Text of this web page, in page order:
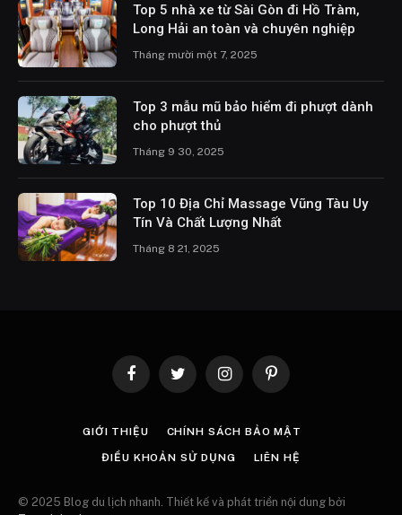
Top 5 nhà xe từ Sài Gòn đi Hồ Tràm,
Long Hải an toàn và chuyên nghiệp
Tháng mười một 7, 2025
Top 3 mẫu mũ bảo hiểm đi phượt dành
cho phượt thủ
Tháng 9 30, 2025
Top 10 Địa Chỉ Massage Vũng Tàu Uy
Tín Và Chất Lượng Nhất
Tháng 8 21, 2025
FacebookTwitter InstagramPinterest
GIỚI THIỆU CHÍNH SÁCH BẢO MẬT
ĐIỀU KHOẢN SỬ DỤNG LIÊN HỆ
© 2025 Blog du lịch nhanh. Thiết kế và phát triển nội dung bởi